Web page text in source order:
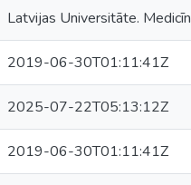
Latvijas Universitāte.
2019-06-30T01:11:41Z
2025-07-22T05:13:12Z
2019-06-30T01:11:41Z